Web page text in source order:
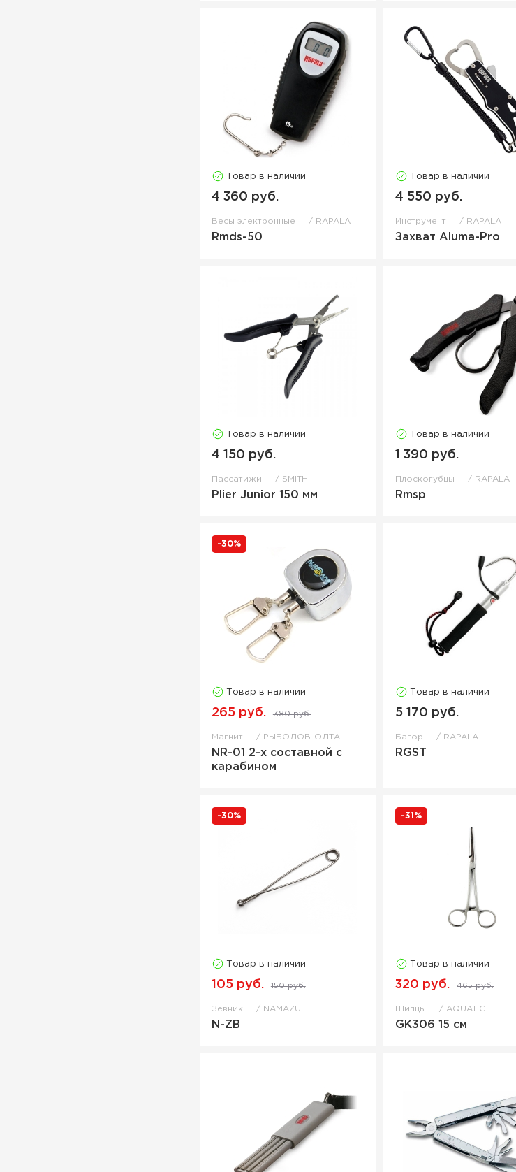
Товар в наличии
4 360 руб.
Весы электронные RAPALA
Rmds-50
Товар в наличии
4 550 руб.
Инструмент RAPALA
Захват Aluma-Pro
Товар в наличии
4 150 руб.
Пассатижи SMITH
Plier Junior 150 мм
Товар в наличии
1 390 руб.
Плоскогубцы RAPALA
Rmsp
-30%
Товар в наличии
265 руб. 380 руб.
Магнит РЫБОЛОВ-ОЛТА
NR-01 2-х составной с
карабином
Товар в наличии
5 170 руб.
Багор RAPALA
RGST
-30%
Товар в наличии
105 руб. 150 руб.
Зевник NAMAZU
N-ZB
-31%
Товар в наличии
320 руб. 465 руб.
Щипцы AQUATIC
GK306 15 см